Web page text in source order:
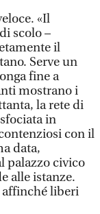
«Il
scolo –
il
Serve un
fine a
mostrano i
la rete di
in
con il
data,
palazzo civico
alle istanze.
affinché liberi